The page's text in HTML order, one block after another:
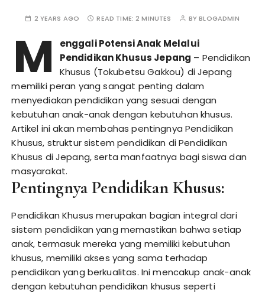
2 YEARS AGO READ TIME:2 MINUTES BYBLOGADMIN
M
enggali Potensi Anak Melalui
Pendidikan Khusus Jepang – Pendidikan
Khusus (Tokubetsu Gakkou) di Jepang
memiliki peran yang sangat penting dalam
menyediakan pendidikan yang sesuai dengan
kebutuhan anak-anak dengan kebutuhan khusus.
Artikel ini akan membahas pentingnya Pendidikan
Khusus, struktur sistem pendidikan di Pendidikan
Khusus di Jepang, serta manfaatnya bagi siswa dan
masyarakat.
Pentingnya Pendidikan Khusus:
Pendidikan Khusus merupakan bagian integral dari
sistem pendidikan yang memastikan bahwa setiap
anak, termasuk mereka yang memiliki kebutuhan
khusus, memiliki akses yang sama terhadap
pendidikan yang berkualitas. Ini mencakup anak-anak
dengan kebutuhan pendidikan khusus seperti